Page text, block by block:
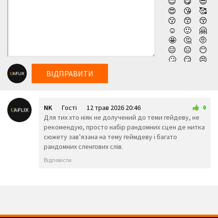
переживаючи про наслідки, герой поволі поринає у
справжній вир хаосу, який вривається в його звичне
життя. То чи вдасться героєві вирватися з часової пастки,
в яку він мимоволі потрапив, залишається тільки чекати.
Дивитись новий фільм компанії Нетфлікс Питання часу /
Справа часу (2026) українською онлайн, абсолютно
😍
😘
🥰
😗
😙
😚
☺️
🙂
🤗
🤩
🤔
🤨
😐
😑
😶
🙄
😏
😣
😔
😕
🙃
😲
☹️
🙁
😖
🤕
🤢 🤮
ВІДПРАВИТИ
NK Гості 12 трав 2026 20:46 0
Для тих хто ніяк не долучений до теми гейдеву, не
рекомендую, просто набір рандомних сцен де нитка
сюжету завʼязана на тему геймдеву і багато
рандомних сленгових слів.
Відповісти